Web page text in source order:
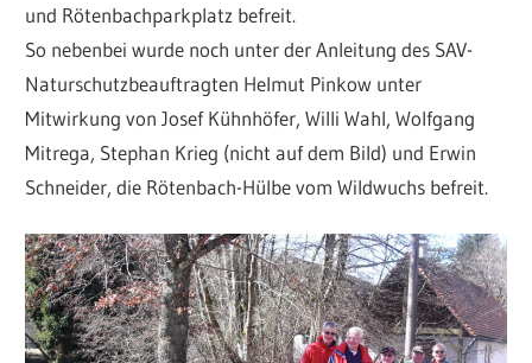
und Rötenbachparkplatz befreit.
So nebenbei wurde noch unter der Anleitung des SAV-
Naturschutzbeauftragten Helmut Pinkow unter
Mitwirkung von Josef Kühnhöfer, Willi Wahl, Wolfgang
Mitrega, Stephan Krieg (nicht auf dem Bild) und Erwin
Schneider, die Rötenbach-Hülbe vom Wildwuchs befreit.